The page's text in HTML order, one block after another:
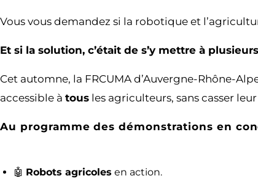
Vous vous demandez si la robotique et
Et si la solution, c’était de s’y mettre à
Cet automne, la FRCUMA d’Auvergne-Rhône-
accessible à tous les agriculteurs, sans casser
Au programme des démonstrations en
🤖 Robots agricoles en action.